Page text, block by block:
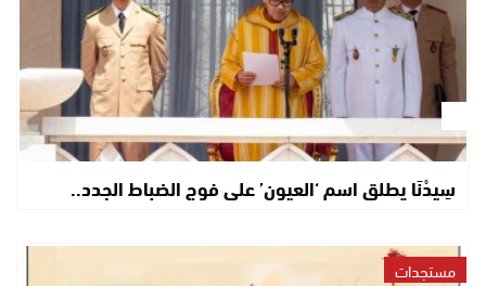
سِيدْنَا يطلق اسم ‘العيون’ على فوج الضباط الجدد..
مستجدات